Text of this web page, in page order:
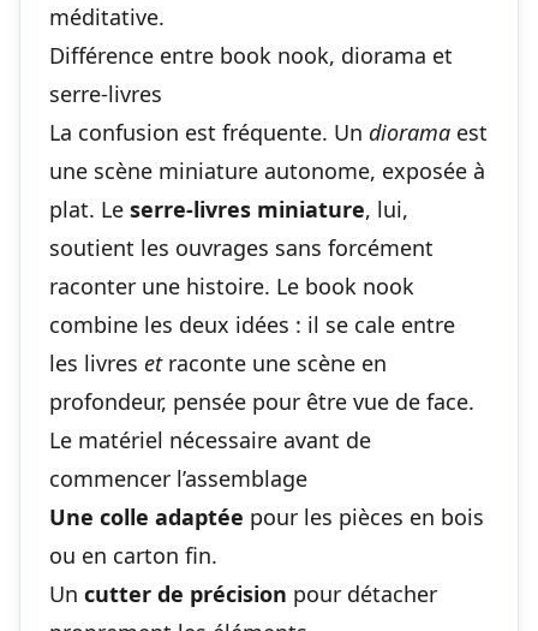
méditative.
Différence entre book nook, diorama et
serre-livres
La confusion est fréquente. Un diorama est
une scène miniature autonome, exposée à
plat. Le serre-livres miniature, lui,
soutient les ouvrages sans forcément
raconter une histoire. Le book nook
combine les deux idées : il se cale entre
les livres etraconte une scène en
profondeur, pensée pour être vue de face.
Le matériel nécessaire avant de
commencer l’assemblage
Une colle adaptée pour les pièces en bois
ou en carton fin.
Un cutter de précision pour détacher